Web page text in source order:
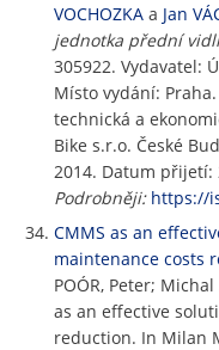
VOCHOZKA a Jan
jednotka přední
305922. Vydavatel:
Místo vydání:
technická a
Bike s.r.o. České
2014. Datum přijetí:
Podrobněji: https://
CMMS as an
maintenance costs
POÓR, Peter; Michal
as an effective
reduction. In Milan